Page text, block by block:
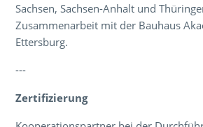
Sachsen, Sachsen-Anhalt und
Zusammenarbeit mit der Bauhaus
Ettersburg.
---
Zertifizierung